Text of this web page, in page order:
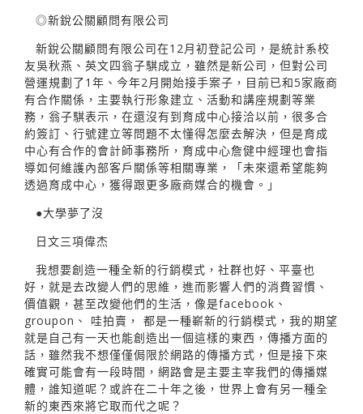
◎新銳公關顧問有限公司
新銳公關顧問有限公司在12月初登記公司，是統計系校
友吳秋燕、英文四翁子騏成立，雖然是新公司，但對公司
營運規劃了1年、今年2月開始接手案子，目前已和5家廠商
有合作關係，主要執行形象建立、活動和講座規劃等業
務，翁子騏表示，在還沒有到育成中心接洽以前，很多合
約簽訂、行號建立等問題不太懂得怎麼去解決，但是育成
中心有合作的會計師事務所，育成中心詹健中經理也會指
導如何維護內部客戶關係等相關專業，「未來還希望能夠
透過育成中心，獲得跟更多廠商媒合的機會。」
●大學夢了沒
日文三項偉杰
我想要創造一種全新的行銷模式，社群也好、平臺也
好，就是去改變人們的思維，進而影響人們的消費習慣、
價值觀，甚至改變他們的生活，像是facebook、
groupon、 哇拍賣， 都是一種嶄新的行銷模式，我的期望
就是自己有一天也能創造出一個這樣的東西，傳播方面的
話，雖然我不想僅僅侷限於網路的傳播方式，但是接下來
確實可能會有一段時間，網路會是主要主宰我們的傳播媒
體，誰知道呢？或許在二十年之後，世界上會有另一種全
新的東西來將它取而代之呢？